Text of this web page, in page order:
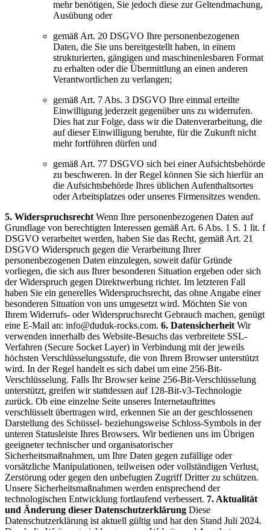
mehr benötigen, Sie jedoch diese zur Geltendmachung,
Ausübung oder
gemäß Art. 20 DSGVO Ihre personenbezogenen
Daten, die Sie uns bereitgestellt haben, in einem
strukturierten, gängigen und maschinenlesbaren Format
zu erhalten oder die Übermittlung an einen anderen
Verantwortlichen zu verlangen;
gemäß Art. 7 Abs. 3 DSGVO Ihre einmal erteilte
Einwilligung jederzeit gegenüber uns zu widerrufen.
Dies hat zur Folge, dass wir die Datenverarbeitung, die
auf dieser Einwilligung beruhte, für die Zukunft nicht
mehr fortführen dürfen und
gemäß Art. 77 DSGVO sich bei einer Aufsichtsbehörde
zu beschweren. In der Regel können Sie sich hierfür an
die Aufsichtsbehörde Ihres üblichen Aufenthaltsortes
oder Arbeitsplatzes oder unseres Firmensitzes wenden.
5. Widerspruchsrecht Wenn Ihre personenbezogenen Daten auf
Grundlage von berechtigten Interessen gemäß Art. 6 Abs. 1 S. 1 lit. f
DSGVO verarbeitet werden, haben Sie das Recht, gemäß Art. 21
DSGVO Widerspruch gegen die Verarbeitung Ihrer
personenbezogenen Daten einzulegen, soweit dafür Gründe
vorliegen, die sich aus Ihrer besonderen Situation ergeben oder sich
der Widerspruch gegen Direktwerbung richtet. Im letzteren Fall
haben Sie ein generelles Widerspruchsrecht, das ohne Angabe einer
besonderen Situation von uns umgesetzt wird. Möchten Sie von
Ihrem Widerrufs- oder Widerspruchsrecht Gebrauch machen, genügt
eine E-Mail an: info@duduk-rocks.com. 6. Datensicherheit Wir
verwenden innerhalb des Website-Besuchs das verbreitete SSL-
Verfahren (Secure Socket Layer) in Verbindung mit der jeweils
höchsten Verschlüsselungsstufe, die von Ihrem Browser unterstützt
wird. In der Regel handelt es sich dabei um eine 256-Bit-
Verschlüsselung. Falls Ihr Browser keine 256-Bit-Verschlüsselung
unterstützt, greifen wir stattdessen auf 128-Bit-v3-Technologie
zurück. Ob eine einzelne Seite unseres Internetauftrittes
verschlüsselt übertragen wird, erkennen Sie an der geschlossenen
Darstellung des Schüssel- beziehungsweise Schloss-Symbols in der
unteren Statusleiste Ihres Browsers. Wir bedienen uns im Übrigen
geeigneter technischer und organisatorischer
Sicherheitsmaßnahmen, um Ihre Daten gegen zufällige oder
vorsätzliche Manipulationen, teilweisen oder vollständigen Verlust,
Zerstörung oder gegen den unbefugten Zugriff Dritter zu schützen.
Unsere Sicherheitsmaßnahmen werden entsprechend der
technologischen Entwicklung fortlaufend verbessert. 7. Aktualität
und Änderung dieser Datenschutzerklärung Diese
Datenschutzerklärung ist aktuell gültig und hat den Stand Juli 2024.